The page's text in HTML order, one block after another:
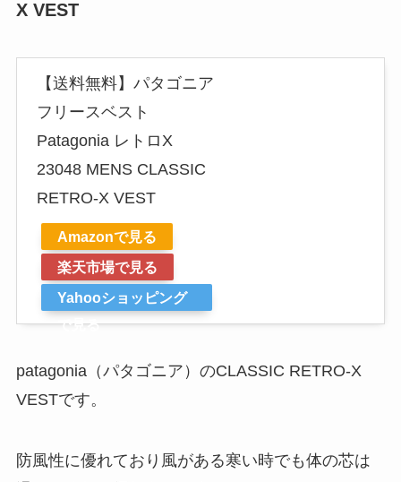
X VEST
【送料無料】パタゴニア
フリースベスト
Patagonia レトロX
23048 MENS CLASSIC
RETRO-X VEST
Amazonで見る
楽天市場で見る
Yahooショッピング
で見る
patagonia（パタゴニア）のCLASSIC RETRO-X
VESTです。
防風性に優れており風がある寒い時でも体の芯は